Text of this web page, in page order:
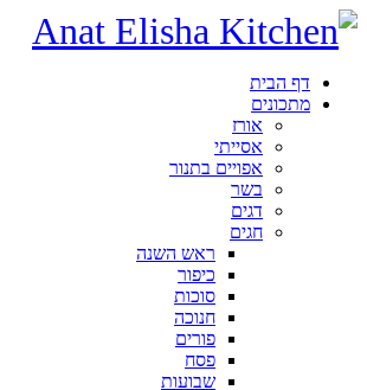
דף הבית
מתכונים
אורז
אסייתי
אפויים בתנור
בשר
דגים
חגים
ראש השנה
כיפור
סוכות
חנוכה
פורים
פסח
שבועות